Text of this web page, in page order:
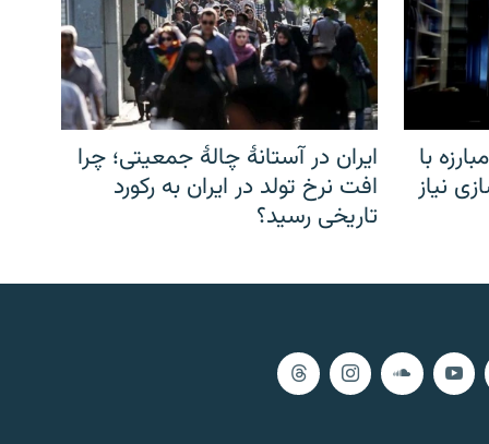
با
نیاز
ایران در آستانهٔ چالهٔ جمعیتی؛ چرا
افت نرخ تولد در ایران به رکورد
تاریخی رسید؟